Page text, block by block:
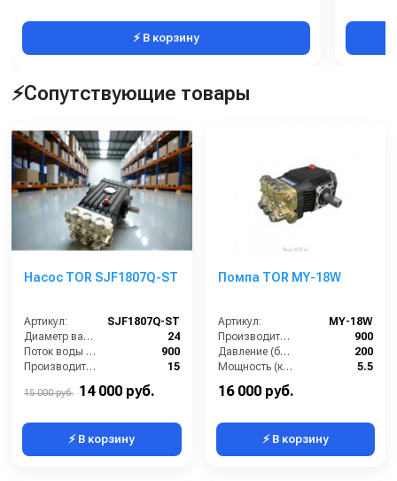
⚡ В корзину
⚡Сопутствующие товары
Насос TOR SJF1807Q-ST
Артикул:
SJF1807Q-ST
Диаметр вала (мм):
24
Поток воды (л/час):
900
Производительность (л/мин):
15
15 000 руб. 14 000 руб.
⚡ В корзину
Помпа TOR MY-18W
Артикул:
MY-18W
Производительность (л/ч):
900
Давление (бар):
200
Мощность (кВт):
5.5
Обороты двигателя (об/мин):
16 000 руб.
⚡ В корзину